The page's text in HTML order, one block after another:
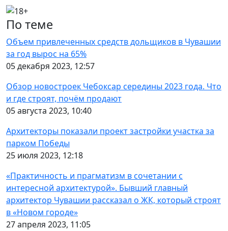
По теме
Объем привлеченных средств дольщиков в Чувашии
за год вырос на 65%
05 декабря 2023, 12:57
Обзор новостроек Чебоксар середины 2023 года. Что
и где строят, почём продают
05 августа 2023, 10:40
Архитекторы показали проект застройки участка за
парком Победы
25 июля 2023, 12:18
«Практичность и прагматизм в сочетании с
интересной архитектурой». Бывший главный
архитектор Чувашии рассказал о ЖК, который строят
в «Новом городе»
27 апреля 2023, 11:05